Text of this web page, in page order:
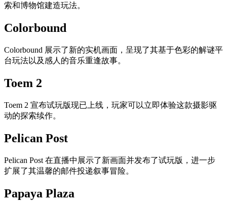
索和博物馆建造玩法。
Colorbound
Colorbound 展示了新的实机画面，呈现了其基于色彩的解谜平
台玩法以及感人的音乐重逢故事。
Toem 2
Toem 2 宣布试玩版现已上线，玩家可以立即体验这款摄影驱
动的探索续作。
Pelican Post
Pelican Post 在直播中展示了新画面并发布了试玩版，进一步
扩展了其温馨的邮件投递叙事冒险。
Papaya Plaza